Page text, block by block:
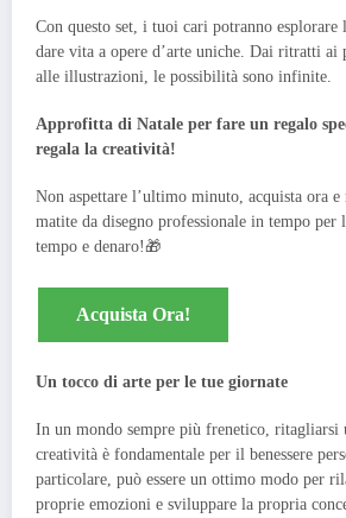
Con questo set, i tuoi cari potranno
dare vita a opere d’arte uniche. Dai ritratti ai
alle illustrazioni, le possibilità sono infinite.
Approfitta di Natale per fare un regalo
regala la creatività!
Non aspettare l’ultimo minuto, acquista ora
matite da disegno professionale in tempo per
tempo e denaro!🎁
Acquista Ora!
Un tocco di arte per le tue giornate
In un mondo sempre più frenetico, ritagliarsi
creatività è fondamentale per il benessere
particolare, può essere un ottimo modo per
proprie emozioni e sviluppare la propria